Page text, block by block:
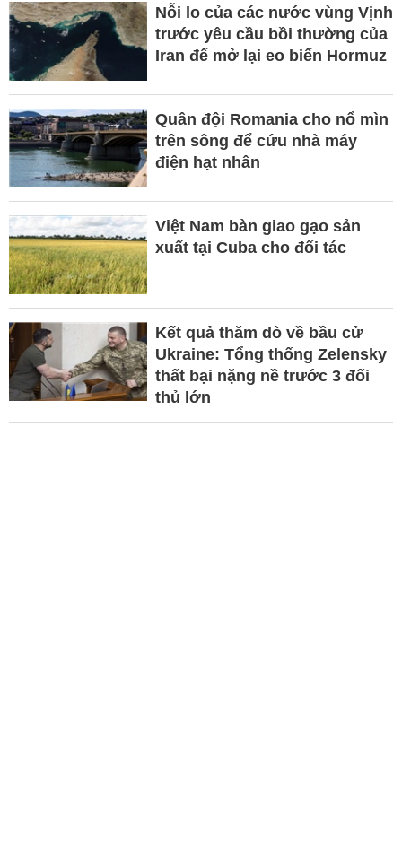
Nỗi lo của các nước vùng Vịnh
trước yêu cầu bồi thường của
Iran để mở lại eo biển Hormuz
Quân đội Romania cho nổ mìn
trên sông để cứu nhà máy
điện hạt nhân
Việt Nam bàn giao gạo sản
xuất tại Cuba cho đối tác
Kết quả thăm dò về bầu cử
Ukraine: Tổng thống Zelensky
thất bại nặng nề trước 3 đối
thủ lớn